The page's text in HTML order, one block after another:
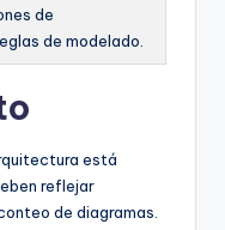
de
de modelado.
está
reflejar
de diagramas.